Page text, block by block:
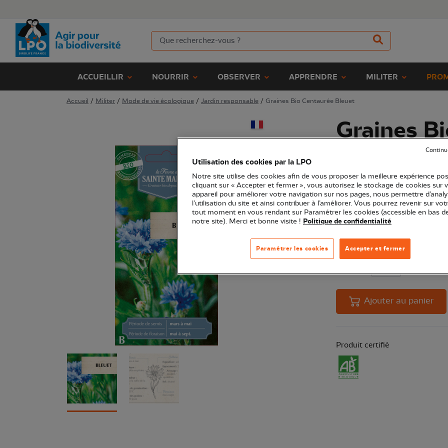
ACCUEILLIR NOURRIR OBSERVER APPRENDRE MILITER
Accueil / Militer / Mode de vie écologique / Jardin responsable / Graines Bio Centaurée Bleuet
Graines
(Ref.JO1303)
4,90 €
La Centaurée cyanus (ou Bleuet)
pollinisateurs comme les papillons
Ajouter au panier
Produit certifié
Utilisation des cookies par la LPO
Notre site utilise des cookies afin de vous proposer la meilleure expérience
cliquant sur « Accepter et fermer », vous autorisez le stockage de cookies sur
appareil pour améliorer votre navigation sur nos pages, nous permettre
l’utilisation du site et ainsi contribuer à l’améliorer. Vous pourrez revenir sur
tout moment en vous rendant sur Paramétrer les cookies (accessible en bas
notre site). Merci et bonne visite ! Politique de confidentialité
Accepter et fermer
Paramétrer les cookies